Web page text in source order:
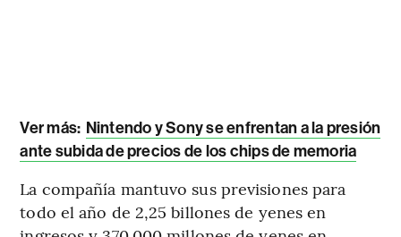
Ver más: Nintendo y Sony se enfrentan a la presión
ante subida de precios de los chips de memoria
La compañía mantuvo sus previsiones para
todo el año de 2,25 billones de yenes en